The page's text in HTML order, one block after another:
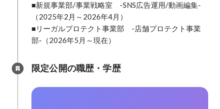
■新規事業部/事業戦略室　-SNS広告運用/動画編集-
（2025年2月～2026年4月）
■リーガルプロテクト事業部　-店舗プロテクト事業
部-（2026年5月～現在）
限定公開の職歴・学歴